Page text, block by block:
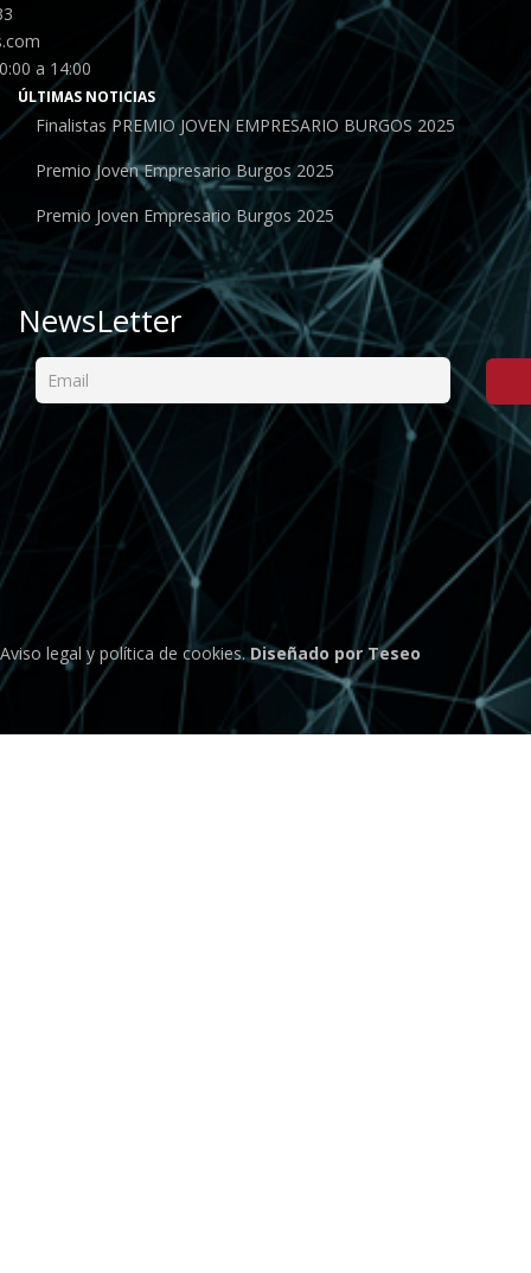
a 14:00
ÚLTIMAS NOTICIAS
Finalistas PREMIO JOVEN EMPRESARIO BURGOS 2025
Premio Joven Empresario Burgos 2025
Premio Joven Empresario Burgos 2025
NewsLetter
Aviso legal y política de cookies.Diseñado por Teseo